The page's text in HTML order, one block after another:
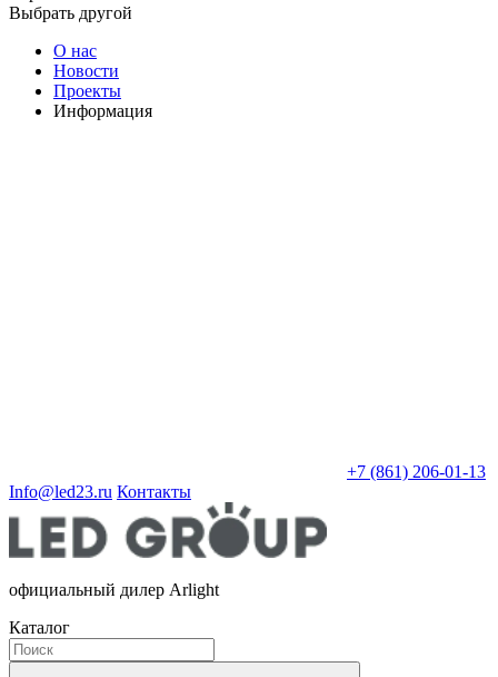
Выбрать другой
О нас
Новости
Проекты
Информация
+7 (861) 206-01-13
Info@led23.ru Контакты
официальный дилер Arlight
Каталог